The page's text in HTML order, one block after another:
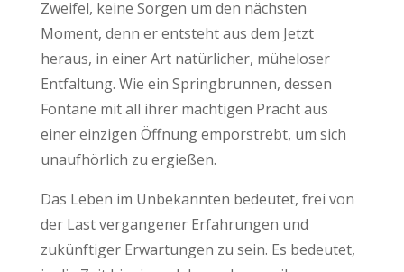
Zweifel, keine Sorgen um den nächsten
Moment, denn er entsteht aus dem Jetzt
heraus, in einer Art natürlicher, müheloser
Entfaltung. Wie ein Springbrunnen, dessen
Fontäne mit all ihrer mächtigen Pracht aus
einer einzigen Öffnung emporstrebt, um sich
unaufhörlich zu ergießen.
Das Leben im Unbekannten bedeutet, frei von
der Last vergangener Erfahrungen und
zukünftiger Erwartungen zu sein. Es bedeutet,